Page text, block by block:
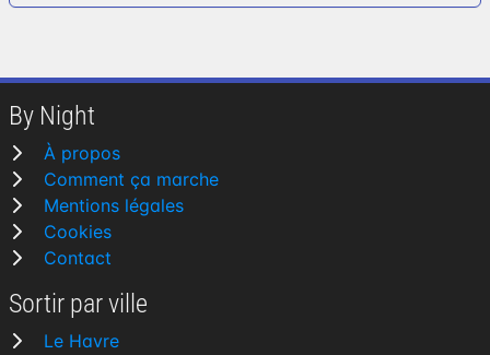
By Night
À propos
Comment ça marche
Mentions légales
Cookies
Contact
Sortir par ville
Le Havre